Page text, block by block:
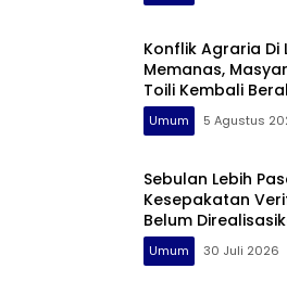
Konflik Agraria Di
Memanas,
Toili Kembali
Umum 5 Agustus
Sebulan Lebih
Kesepakatan
Belum
Umum 30 Juli 2026